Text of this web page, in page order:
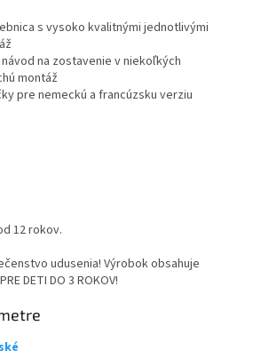
s vysoko kvalitnými jednotlivými
na zostavenie v niekoľkých
montáž
pre nemeckú a francúzsku verziu
12 rokov.
udusenia! Výrobok obsahuje
DETI DO 3 ROKOV!